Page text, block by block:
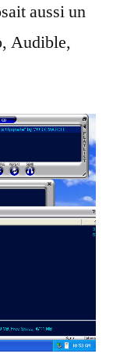
aussi un
Audible,